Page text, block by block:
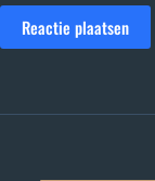
Reactie plaatsen